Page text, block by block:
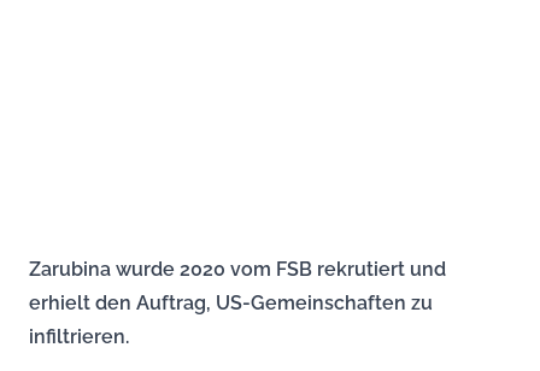
Zarubina wurde 2020 vom FSB rekrutiert und
erhielt den Auftrag, US-Gemeinschaften zu
infiltrieren.